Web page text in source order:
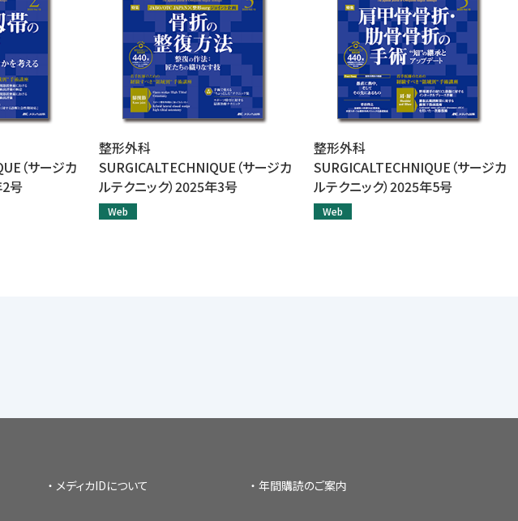
（サージカ
2号
整形外科
SURGICALTECHNIQUE（サージカ
ルテクニック）2025年3号
Web
整形外科
SURGICALTECHNIQUE（サージカ
ルテクニック）2025年5号
Web
メディカIDについて
年間購読のご案内